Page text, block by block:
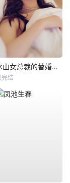
冰山女总裁的替婚兵王
完结